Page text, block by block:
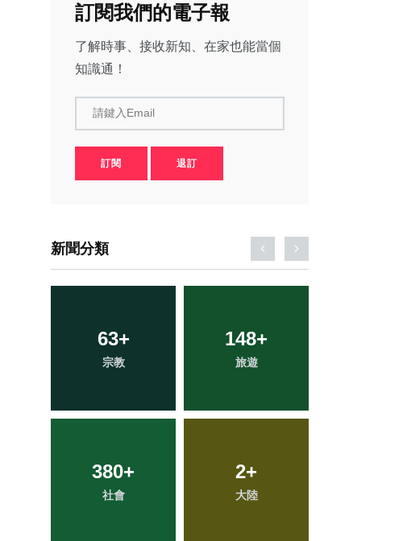
訂閱我們的電子報
了解時事、接收新知、在家也能當個
知識通！
請鍵入Email
訂閱 退訂
新聞分類
31+
科技新知
106+
專欄
202+
健康
224
文教